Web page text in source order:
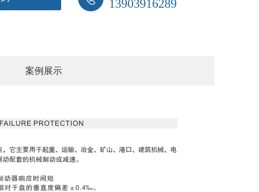
13903916289
案例展示